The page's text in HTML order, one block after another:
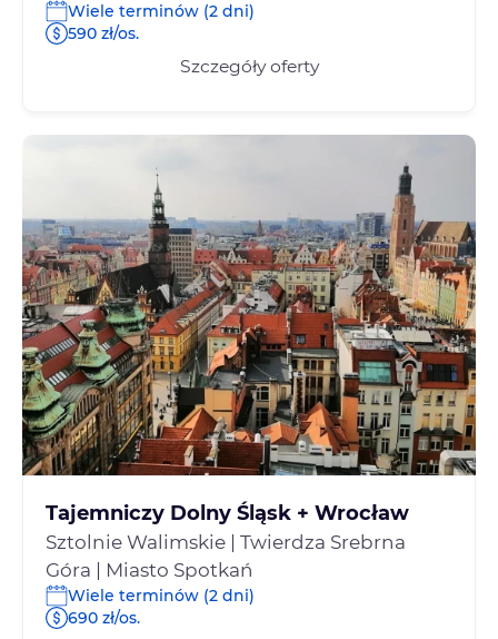
Wiele terminów (2 dni)
590 zł/os.
Szczegóły oferty
Tajemniczy Dolny Śląsk + Wrocław
Sztolnie Walimskie | Twierdza Srebrna
Góra | Miasto Spotkań
Wiele terminów (2 dni)
690 zł/os.